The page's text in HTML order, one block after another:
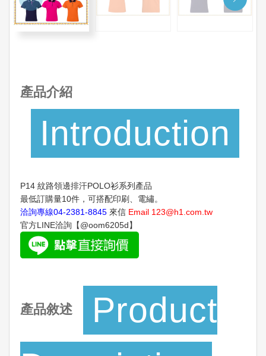
產品介紹
Introduction
P14 紋路領邊排汗POLO衫系列產品
最低訂購量10件，可搭配印刷、電繡。
洽詢專線04-2381-8845 來信 Email 123@h1.com.tw
官方LINE洽詢【@oom6205d】
產品敘述
Product